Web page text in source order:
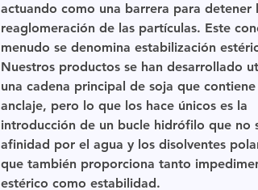
actuando como una barrera para detener
reaglomeración de las partículas. Este
menudo se denomina estabilización
Nuestros productos se han desarrollado
una cadena principal de soja que
anclaje, pero lo que los hace únicos es la
introducción de un bucle hidrófilo que no
afinidad por el agua y los disolventes
que también proporciona tanto
estérico como estabilidad.